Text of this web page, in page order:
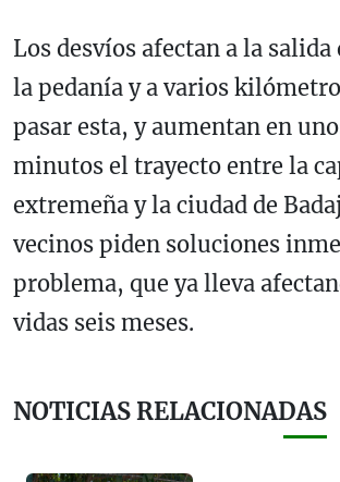
Los desvíos afectan a la
la pedanía y a varios
pasar esta, y aumentan en
minutos el trayecto entre la
extremeña y la ciudad de
vecinos piden soluciones
problema, que ya lleva
vidas seis meses.
NOTICIAS RELACIONADAS